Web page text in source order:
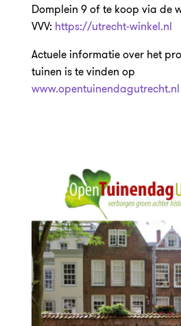
Domplein 9 of te koop via de
VVV: https://utrecht-winkel.nl
Actuele informatie over het
tuinen is te vinden op
www.opentuinendagutrecht.nl